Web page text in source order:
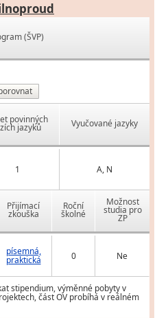
(ŠVP)
povinných
jazyků Vyučované jazyky
1 A, N
Přijímací
zkouška
Roční
školné
Možnost
studia pro
ZP
písemná,
praktická 0 Ne
stipendium, výměnné pobyty v
část OV probíhá v reálném